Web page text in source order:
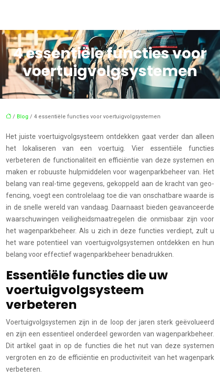
4 essentiële functies voor
voertuigvolgsystemen
/ Blog / 4 essentiële functies voor voertuigvolgsystemen
Het juiste voertuigvolgsysteem ontdekken gaat verder dan alleen
het lokaliseren van een voertuig. Vier essentiële functies
verbeteren de functionaliteit en efficiëntie van deze systemen en
maken er robuuste hulpmiddelen voor wagenparkbeheer van. Het
belang van real-time gegevens, gekoppeld aan de kracht van geo-
fencing, voegt een controlelaag toe die van onschatbare waarde is
in de snelle wereld van vandaag. Daarnaast bieden geavanceerde
waarschuwingen veiligheidsmaatregelen die onmisbaar zijn voor
het wagenparkbeheer. Als u zich in deze functies verdiept, zult u
het ware potentieel van voertuigvolgsystemen ontdekken en hun
belang voor effectief wagenparkbeheer benadrukken.
Essentiële functies die uw
voertuigvolgsysteem
verbeteren
Voertuigvolgsystemen zijn in de loop der jaren sterk geëvolueerd
en zijn een essentieel onderdeel geworden van wagenparkbeheer.
Dit artikel gaat in op de functies die het nut van deze systemen
vergroten en zo de efficiëntie en productiviteit van het wagenpark
verbeteren.